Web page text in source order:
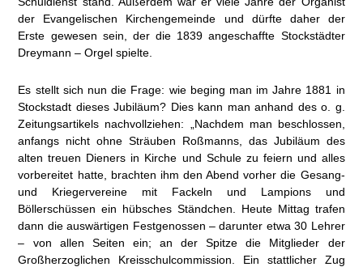
der Evangelischen Kirchengemeinde und dürfte daher der
Erste gewesen sein, der die 1839 angeschaffte Stockstädter
Dreymann – Orgel spielte.
Es stellt sich nun die Frage: wie beging man im Jahre 1881 in
Stockstadt dieses Jubiläum? Dies kann man anhand des o. g.
Zeitungsartikels nachvollziehen: „Nachdem man beschlossen,
anfangs nicht ohne Sträuben Roßmanns, das Jubiläum des
alten treuen Dieners in Kirche und Schule zu feiern und alles
vorbereitet hatte, brachten ihm den Abend vorher die Gesang-
und Kriegervereine mit Fackeln und Lampions und
Böllerschüssen ein hübsches Ständchen. Heute Mittag trafen
dann die auswärtigen Festgenossen – darunter etwa 30 Lehrer
– von allen Seiten ein; an der Spitze die Mitglieder der
Großherzoglichen Kreisschulcommission. Ein stattlicher Zug